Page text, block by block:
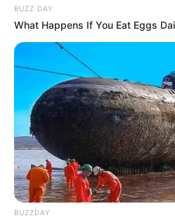
BUZZ DAY
What Happens If You Eat Eggs
BUZZDAY